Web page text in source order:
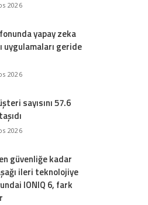
2026
yapay zeka
uygulamaları geride
2026
sayısını 57.6
2026
güvenliğe kadar
ileri teknolojiye
IONIQ 6, fark